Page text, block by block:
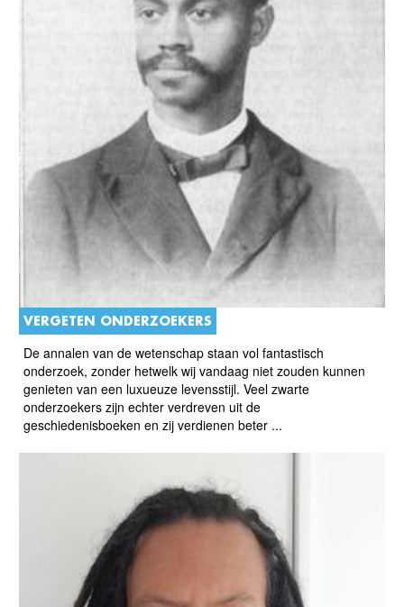
VERGETEN ONDERZOEKERS
De annalen van de wetenschap staan vol fantastisch
onderzoek, zonder hetwelk wij vandaag niet zouden kunnen
genieten van een luxueuze levensstijl. Veel zwarte
onderzoekers zijn echter verdreven uit de
geschiedenisboeken en zij verdienen beter ...